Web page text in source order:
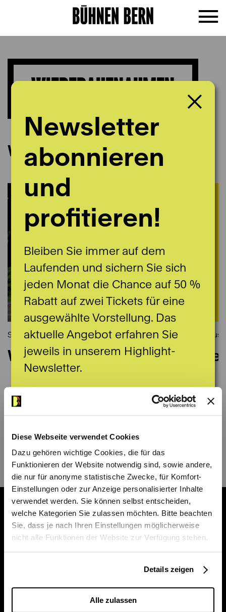
Diese Webseite verwendet Cookies
Dazu gehören wichtige Cookies, die für das
Funktionieren der Website notwendig sind, sowie andere,
die nur für anonyme statistische Zwecke, für Komfort-
Einstellungen oder zur Anzeige personalisierter Inhalte
verwendet werden. Sie können selbst entscheiden,
welche Kategorien Sie zulassen möchten. Bitte beachten
Sie, dass je nach Ihren Einstellungen möglicherweise
nicht alle Funktionen der Website zur Verfügung stehen.
Details zeigen
Alle zulassen
WIEDERAUFNAHMEN
Wiederaufnahmen
Schauspiel
Wachtmeister Studer
Villa Morillon
20.08.2026 - 27.08.2026
Tickets
Billettkasse im Stadttheater
Unsere Billettkasse bleibt bis einschliesslich
10. August geschlossen. Tickets sind
jederzeit online erhältlich. Ab dem 11. August
Kasse/Information031 329 52 52
Newsletter
abonnieren
und
profitieren!
Bleiben Sie immer auf dem
Laufenden und sichern Sie sich
jeden Monat die Chance auf 50 %
Rabatt auf zwei Tickets für eine
ausgewählte Vorstellung. Das
aktuelle Angebot erfahren Sie
jeweils in unserem Highlight-
Newsletter.